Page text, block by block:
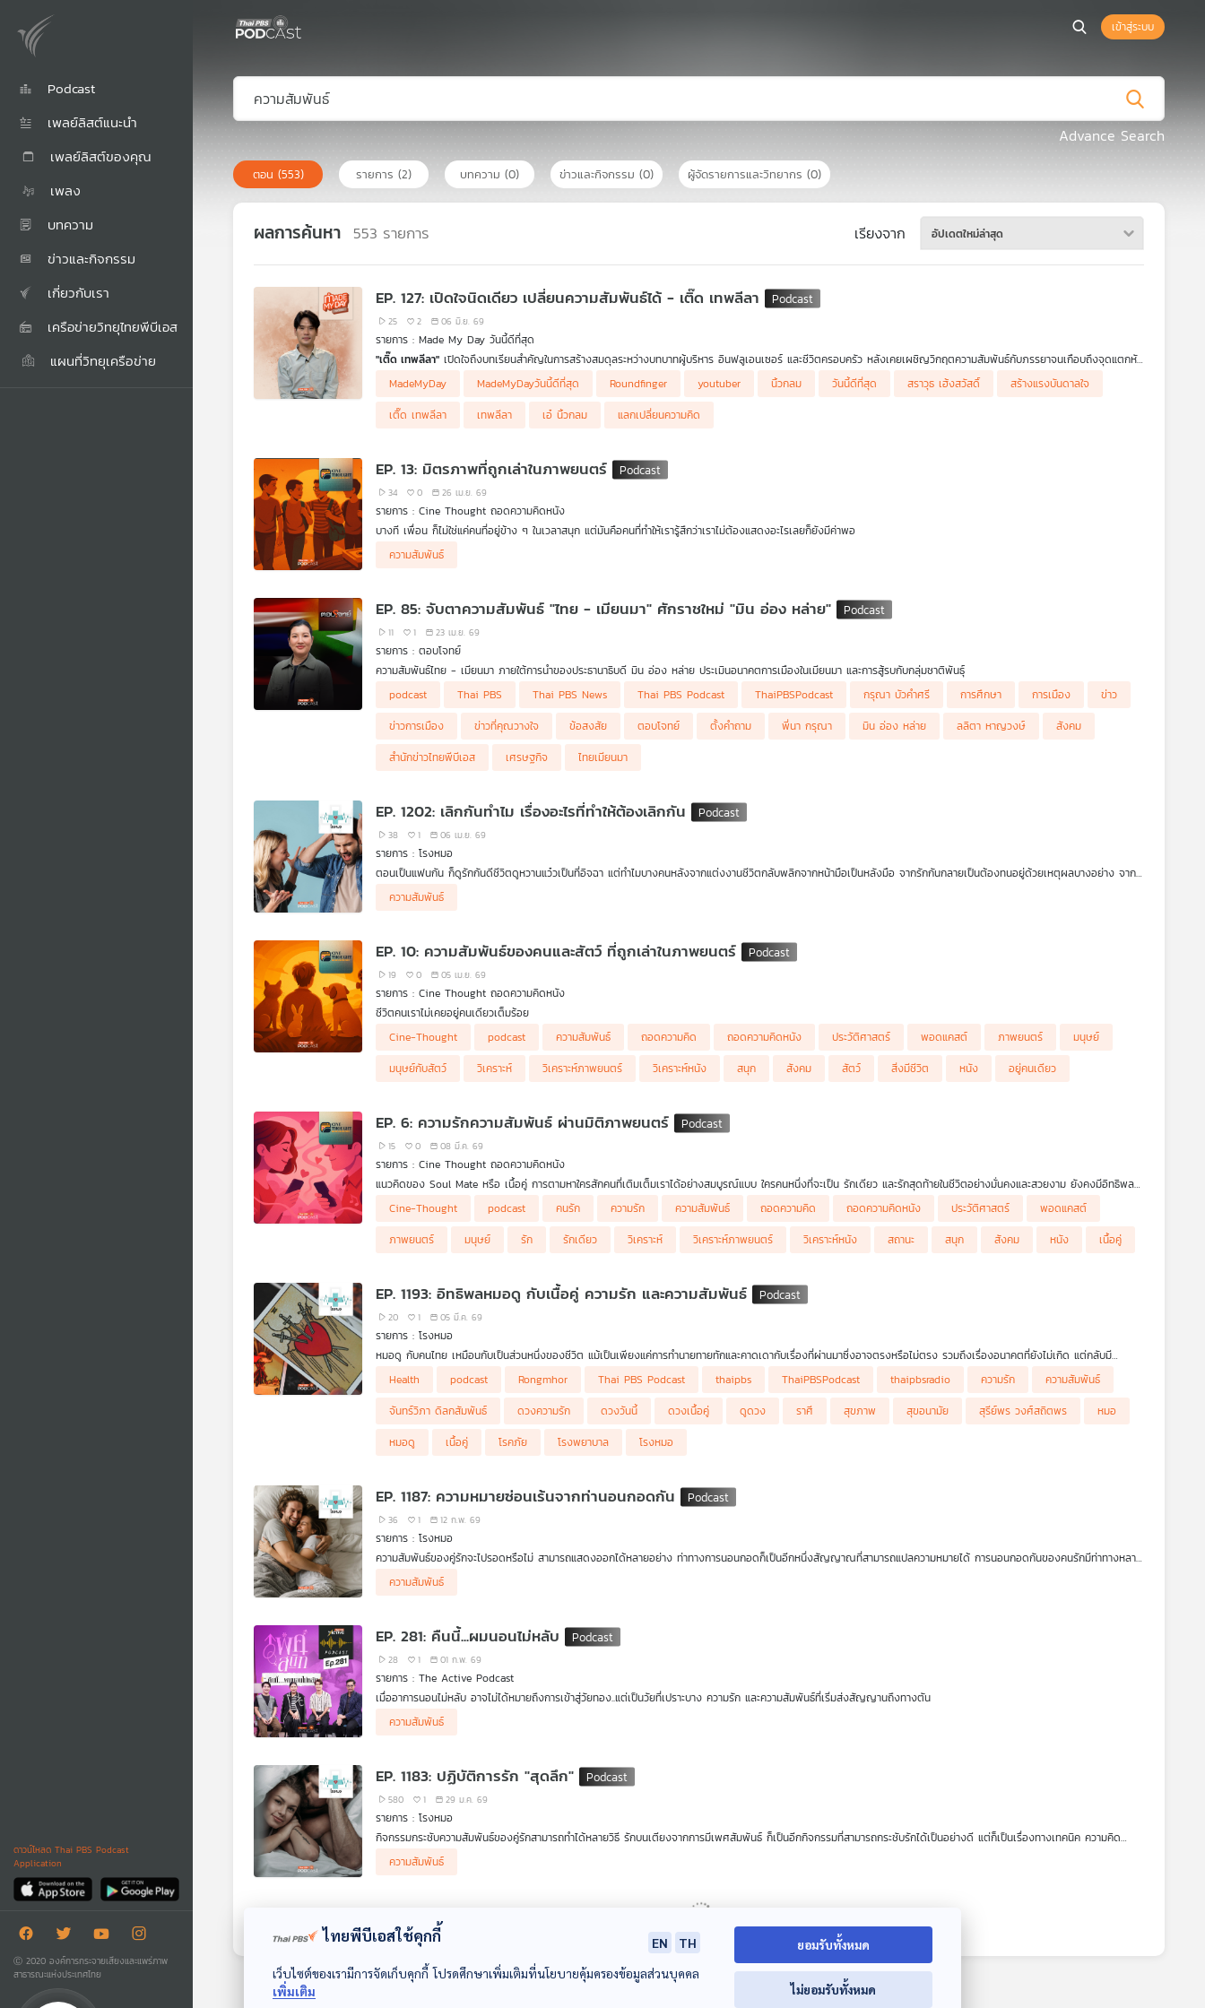
Podcast
เพลย์ลิสต์แนะนำ
เพลย์ลิสต์ของคุณ
เพลง
บทความ
ข่าวและกิจกรรม
เกี่ยวกับเรา
เครือข่ายวิทยุไทยพีบีเอส
แผนที่วิทยุเครือข่าย
ดาวน์โหลด Thai PBS Podcast
Application
Ⓒ 2020 องค์การกระจายเสียงและแพร่ภาพ
สาธารณะแห่งประเทศไทย
เข้าสู่ระบบ
Advance Search
ตอน (553) รายการ (2) บทความ (0) ข่าวและกิจกรรม (0) ผู้จัดรายการและวิทยากร (0)
ผลการค้นหา 553 รายการ เรียงจาก อัปเดตใหม่ล่าสุด
EP. 127: เปิดใจนิดเดียว เปลี่ยนความสัมพันธ์ได้ - เติ๊ด เทพลีลา
25 2 06 มิ.ย. 69
รายการ : Made My Day วันนี้ดีที่สุด
"เติ๊ด เทพลีลา" เปิดใจถึงบทเรียนสำคัญในการสร้างสมดุลระหว่างบทบาทผู้บริหาร อินฟลูเอนเซอร์ และชีวิตครอบครัว หลังเคยเผชิญวิกฤตความสัมพันธ์กับภรรยาจนเกือบถึงจุดแตกหัก
จากความเครียดสะสมและการสื่อสารที่ไม่ตรงกัน เขาตัดสินใจเข้ารับการบำบัดกับนักจิตวิทยาคู่รัก ซึ่งช่วยให้เข้าใจความรู้สึกที่ซ่อนอยู่เบื้องหลังความขัดแย้ง และค้นพบว่าความโกรธของ
คนรักอาจเกิดจากความเหงาและความต้องการการเอาใจใส่ ประสบการณ์ครั้งนี้ทำให้เขาเรียนรู้คุณค่าของการสื่อสารอย่างจริงใจ การมีพื้นที่ส่วนตัว และการรู้จักตัวเอง เพื่อสร้างความ
สัมพันธ์ที่มั่นคงและยั่งยืน พร้อมย้ำว่าความสุขที่แท้จริงไม่ใช่ความสำเร็จในการทำงาน แต่คือการได้ใช้เวลาอย่างมีคุณภาพกับครอบครัวโดยไม่มีเรื่องงานเข้ามารบกวน
MadeMyDay MadeMyDayวันนี้ดีที่สุด Roundfinger youtuber นิ้วกลม วันนี้ดีที่สุด สราวุธ เฮ้งสวัสดิ์
สร้างแรงบันดาลใจ
เติ๊ด เทพลีลา
เทพลีลา เอ๋ นิ้วกลม แลกเปลี่ยนความคิด
EP. 13: มิตรภาพที่ถูกเล่าในภาพยนตร์
34 0 26 เม.ย. 69
รายการ : Cine Thought ถอดความคิดหนัง
บางที เพื่อน ก็ไม่ใช่แค่คนที่อยู่ข้าง ๆ ในเวลาสนุก แต่มันคือคนที่ทำให้เรารู้สึกว่าเราไม่ต้องแสดงอะไรเลยก็ยังมีค่าพอ
มิตรภาพ มีแรงสั่นสะเทือนแบบประหลาด มันทำให้เรากล้าขำดังเหมือนเด็ก และก็ทำให้เราเจ็บลึกได้โดยไม่ต้องพูดคำว่ารักสักคำเดียว ความสัมพันธ์แบบนี้ไหลไปตามเวลา เปลี่ยนไปตามใจ
ความสัมพันธ์
EP. 85: จับตาความสัมพันธ์ "ไทย - เมียนมา" ศักราชใหม่ "มิน อ่อง หล่าย"
11 1 23 เม.ย. 69
รายการ : ตอบโจทย์
ความสัมพันธ์ไทย - เมียนมา ภายใต้การนำของประธานาธิบดี มิน อ่อง หล่าย ประเมินอนาคตการเมืองในเมียนมา และการสู้รบกับกลุ่มชาติพันธุ์
ผศ. ดร.ลลิตา หาญวงษ์ คณะสังคมศาสตร์ ม.เกษตรศาสตร์
podcast Thai PBS Thai PBS News Thai PBS Podcast ThaiPBSPodcast กรุณา บัวคำศรี การศึกษา การเมือง
ข่าว
ข่าวการเมือง
ข่าวที่คุณวางใจ ข้อสงสัย ตอบโจทย์ ตั้งคำถาม พี่นา กรุณา มิน อ่อง หล่าย ลลิตา หาญวงษ์
สังคม
สำนักข่าวไทยพีบีเอส
เศรษฐกิจ ไทยเมียนมา
EP. 1202: เลิกกันทำไม เรื่องอะไรที่ทำให้ต้องเลิกกัน
38 1 06 เม.ย. 69
รายการ : โรงหมอ
ตอนเป็นแฟนกัน ก็ดูรักกันดีชีวิตดูหวานแว๋วเป็นที่อิจฉา แต่ทำไมบางคนหลังจากแต่งงานชีวิตกลับพลิกจากหน้ามือเป็นหลังมือ จากรักกันกลายเป็นต้องทนอยู่ด้วยเหตุผลบางอย่าง จาก
สุขใจสดใสกลายเป็นทุกข์ทนหม่อนหมอง แต่แล้ววันหนึ่งก็กลายเป็นจุดสิ้นสุดความสัมพันธ์ มีเรื่องอะไรบ้างที่ทำให้ความสัมพันธ์ต้องสิ้นสุดลงจนต้องบอกเลิกกัน รายการ โรงหมอ เล่าให้
ฟังค่ะ
ความสัมพันธ์
EP. 10: ความสัมพันธ์ของคนและสัตว์ ที่ถูกเล่าในภาพยนตร์
19 0 05 เม.ย. 69
รายการ : Cine Thought ถอดความคิดหนัง
ชีวิตคนเราไม่เคยอยู่คนเดียวเต็มร้อย
ในหลายช่วงเวลา เราต้องพึ่งพาใครสักคน ไม่ว่าจะเป็น เพื่อนคู่คิด หรือแม้แต่ สิ่งมีชีวิตที่พูดไม่ได้ แต่สื่อสารด้วยสายตา ท่าทาง และหัวใจของมัน
Cine-Thought ถอดความคิดหนัง ตอนนี้เราจะพาไปสำรวจเรื่องราวของ ความสัมพันธ์ ที่ลึกซึ้งและไม่ธรรมดาระหว่าง มนุษย์กับสัตว์ ความผูกพันที่เกิดขึ้น อาจสอนเราเรื่องความ
Cine-Thought podcast ความสัมพันธ์ ถอดความคิด ถอดความคิดหนัง ประวัติศาสตร์ พอดแคสต์ ภาพยนตร์
มนุษย์
มนุษย์กับสัตว์
วิเคราะห์ วิเคราะห์ภาพยนตร์ วิเคราะห์หนัง สนุก สังคม สัตว์ สิ่งมีชีวิต หนัง อยู่คนเดียว
EP. 6: ความรักความสัมพันธ์ ผ่านมิติภาพยนตร์
15 0 08 มี.ค. 69
รายการ : Cine Thought ถอดความคิดหนัง
แนวคิดของ Soul Mate หรือ เนื้อคู่ การตามหาใครสักคนที่เติมเต็มเราได้อย่างสมบูรณ์แบบ ใครคนหนึ่งที่จะเป็น รักเดียว และรักสุดท้ายในชีวิตอย่างมั่นคงและสวยงาม ยังคงมีอิทธิพล
แต่ในความเป็นจริง โลกของเรากลับซับซ้อนกว่านั้นมาก ความสัมพันธ์ในยุคใหม่ไม่ใช่เรื่องง่าย ไม่ใช่แค่การพบเจอแล้วจบแบบ Happy Ending อีกต่อไปแล้ว เส้นแบ่งระหว่าง เพื่อน กับ
คนรัก เลือนรางลง ความสัมพันธ์ที่ไม่ได้ถูกระบุสถานะ ความสัมพันธ์ที่เกิดขึ้นบนโลกออนไลน์ หรือแม้แต่การที่คนสองคนสามารถรักกันได้โดยไม่จำเป็นต้องอยู่ด้วยกันตลอดเวลา
Cine-Thought ถอดความคิดหนัง ตอนนี้จะพาคุณไปสำรวจว่า ความสัมพันธ์ประหลาดหรือความรักที่มันไม่ได้เป็นแบบอุดมคติ มันถูกเล่าเรื่องออกมาแบบไหนในโลกของหนัง แล้วมัน
Cine-Thought podcast คนรัก ความรัก ความสัมพันธ์ ถอดความคิด ถอดความคิดหนัง ประวัติศาสตร์
พอดแคสต์
ภาพยนตร์
มนุษย์ รัก รักเดียว วิเคราะห์ วิเคราะห์ภาพยนตร์ วิเคราะห์หนัง สถานะ สนุก สังคม หนัง เนื้อคู่
EP. 1193: อิทธิพลหมอดู กับเนื้อคู่ ความรัก และความสัมพันธ์
20 1 05 มี.ค. 69
รายการ : โรงหมอ
หมอดู กับคนไทย เหมือนกับเป็นส่วนหนึ่งของชีวิต แม้เป็นเพียงแค่การทำนายทายทักและคาดเดากับเรื่องที่ผ่านมาซึ่งอาจตรงหรือไม่ตรง รวมถึงเรื่องอนาคตที่ยังไม่เกิด แต่กลับมี
อิทธิพลต่อคุณภาพจิตใจของคน ๆ นั้นได้ โดยเฉพาะเรื่องความรัก ความสัมพันธ์ เป็นเรื่องที่อยู่คู่กับการดูดวงทั้งคนโสดหรือมีคู่แล้วก็ตาม แม้การไปดูดวงกับหมอดูไม่ใช่เรื่องผิดปกติ
แต่ทำไมสุดท้ายเราเท่านั้นที่ต้องเป็นคนเลือกและตัดสินใจด้วยตัวเอง รวมถึงยอมรับกับผลลัพธ์ที่ออกมาให้ได้ไม่ว่าเรื่องที่ตัดสินใจจะออกมาดีหรือไม่ก็ตาม รายการ โรงหมอ เล่าให้ฟังค่ะ
Health podcast Rongmhor Thai PBS Podcast thaipbs ThaiPBSPodcast thaipbsradio ความรัก
ความสัมพันธ์
จันทร์วิภา ดิลกสัมพันธ์
ดวงความรัก ดวงวันนี้ ดวงเนื้อคู่ ดูดวง ราศี สุขภาพ สุขอนามัย สุรีย์พร วงศ์สถิตพร
หมอ
หมอดู
เนื้อคู่ โรคภัย โรงพยาบาล โรงหมอ
EP. 1187: ความหมายซ่อนเร้นจากท่านอนกอดกัน
36 1 12 ก.พ. 69
รายการ : โรงหมอ
ความสัมพันธ์ของคู่รักจะไปรอดหรือไม่ สามารถแสดงออกได้หลายอย่าง ท่าทางการนอนกอดก็เป็นอีกหนึ่งสัญญาณที่สามารถแปลความหมายได้ การนอนกอดกันของคนรักมีท่าทางหลาก
หลาย เช่น นอนกอดกันแบบหันหน้า นอนกอดกันโดยฝ่ายหนึ่งหันไปอีกทางแล้วอีกฝ่ายโอบกอดจากด้านหลัง หรือแม้แต่แค่การเอามือวางพาดบริเวณเอว ก็บอกความหมายบางอย่างได้
โดยเฉพาะการนอนหันหลังให้กัน ก็ไม่ได้หมายความว่าไม่รักหรือปันใจ แต่คงมีอะไรให้คิด ท่านอนกอดบอกความหมายอะไรบ้าง รายการโรงหมอ เล่าให้ฟังค่ะ
ความสัมพันธ์
EP. 281: คืนนี้...ผมนอนไม่หลับ
28 1 01 ก.พ. 69
รายการ : The Active Podcast
เมื่ออาการนอนไม่หลับ อาจไม่ได้หมายถึงการเข้าสู่วัยทอง..แต่เป็นวัยที่เปราะบาง ความรัก และความสัมพันธ์ที่เริ่มส่งสัญญานถึงทางตัน
ไม่บ่อยครั้ง ที่ซีรีส์ไทยจะถ่ายทอดชีวิตของคู่รักในวัยกลางคน โดยเฉพาะคู่รักเพศหลากหลาย (LGBTQIAN+) และกลายเป็นปรากฏการณ์ “คืนนี้ผมนอนไม่หลับ” ถูกพูดถึงนับตั้งแต่ปล่อย
Podcast "คืนนี้..ผมนอนไม่หลับ"
ความสัมพันธ์
EP. 1183: ปฏิบัติการรัก "สุดลึก"
580 1 29 ม.ค. 69
รายการ : โรงหมอ
กิจกรรมกระชับความสัมพันธ์ของคู่รักสามารถทำได้หลายวิธี รักบนเตียงจากการมีเพศสัมพันธ์ ก็เป็นอีกกิจกรรมที่สามารถกระชับรักได้เป็นอย่างดี แต่ก็เป็นเรื่องทางเทคนิค ความคิด
สร้างสรรค์ หรือวิธีการของแต่ละคน แต่เชื่อหรือไม่ว่า การจะเพิ่มความสุขจากกิจกรรมนี้ได้มากขึ้นมีความตื้นหรือลึกเข้ามาเกี่ยวข้องด้วย เรื่องนี้สำคัญมากต่อความสัมพันธ์ขนาดนั้นจริง
หรือ ? รายการ โรงหมอ เล่าให้ฟังค่ะ
ความสัมพันธ์
ไทยพีบีเอสใช้คุกกี้ EN
TH
เว็บไซต์ของเรามีการจัดเก็บคุกกี้ โปรดศึกษาเพิ่มเติมที่นโยบายคุ้มครองข้อมูลส่วนบุคคล
เพิ่มเติม
ยอมรับทั้งหมด
ไม่ยอมรับทั้งหมด